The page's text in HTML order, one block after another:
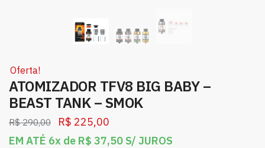
Oferta!
ATOMIZADOR TFV8 BIG BABY –
BEAST TANK – SMOK
R$290,00 R$ 225,00
EM ATÉ 6x de R$ 37,50 S/ JUROS